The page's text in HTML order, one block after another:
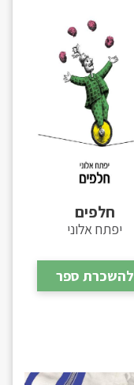
חלפים
יפתח אלוני
להשכרת ספר